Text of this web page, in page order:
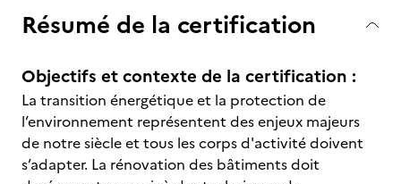
Résumé de la certification
Objectifs et contexte de la certification :
La transition énergétique et la protection de
l’environnement représentent des enjeux majeurs
de notre siècle et tous les corps d'activité doivent
s’adapter. La rénovation des bâtiments doit